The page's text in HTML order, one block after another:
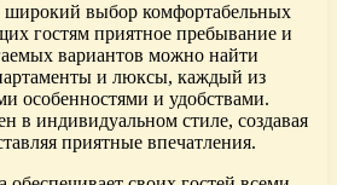
широкий выбор комфортабельных
гостям приятное пребывание и
вариантов можно найти
и люксы, каждый из
особенностями и удобствами.
в индивидуальном стиле, создавая
приятные впечатления.